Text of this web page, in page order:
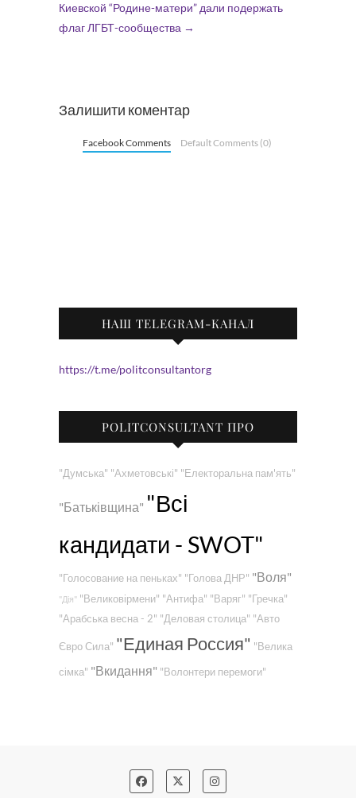
Киевской “Родине-матери” дали подержать
флаг ЛГБТ-сообщества →
Залишити коментар
Facebook Comments Default Comments (0)
НАШ TELEGRAM-КАНАЛ
https://t.me/politconsultantorg
POLITCONSULTANT ПРО
"Думська" "Ахметовські" "Електоральна пам'ять"
"Батьківщина" "Всі
кандидати - SWOT"
"Голосование на пеньках" "Голова ДНР" "Воля"
"Дія" "Великовірмени" "Антифа" "Варяг" "Гречка"
"Арабська весна - 2" "Деловая столица" "Авто
Євро Сила" "Единая Россия" "Велика
сімка" "Вкидання" "Волонтери перемоги"